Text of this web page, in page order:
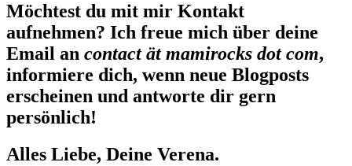
Möchtest du mit mir Kontakt
aufnehmen? Ich freue mich über deine
Email an contact ät mamirocks dot com,
informiere dich, wenn neue Blogposts
erscheinen und antworte dir gern
persönlich!
Alles Liebe, Deine Verena.